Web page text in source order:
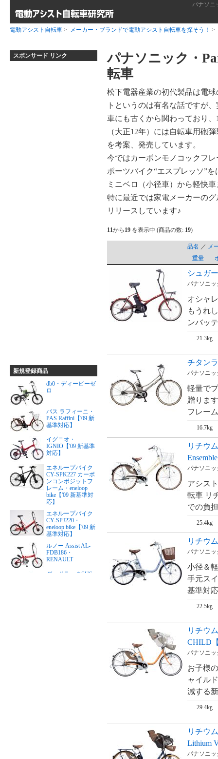
パナソニ
電動アシスト自転車 > メーカー・ブランドで電動アシスト自転車を探そう！ >
スポンサード リンク
新規登録商品
db0・ディービーゼ
ロ
パス ラフィーニ・
PAS Raffini【'09 新
基準対応】
イグニオ・
IGNIO【'09 新基準
対応】
エネループバイク
CY-SPK227 カーボ
ンコンポジットフ
レーム・eneloop
bike【'09 新基準対
応】
エネループバイク
CY-SPJ220・
eneloop bike【'09 新
基準対応】
ルノー Assist AL-
FDB186・
RENAULT
グッドラックSUS
パナソニック・
転車
松下電器産業の初代製品は電球
トというのは有名な話ですが
車にも古くから関わっており、
（大正12年）には自転車用砲
を考案、発売しています。
今ではカーボンモノコックフレ
ポーツバイク“エスプレッソ”を
ミニベロ（小径車）から軽快
特に最近では家電メーカーの
リリースしています♪
11から 19 を表示中 (商品の数: 19)
品名 ／ メ
重量
シュガ
パナソニッ
オシャ
もうれ
ンバッ
21.3kg
チタン
パナソニッ
軽量で
贈りま
フレー
16.7kg
リチウ
パナソニッ
アシス
転車 リ
での負
25.4kg
リチウ
パナソニッ
小径＆
手元ス
基準対
22.5kg
リチウ
CHILD
パナソニッ
お子様
ャイル
減する
29.4kg
リチウ
Lithium
パナソニッ